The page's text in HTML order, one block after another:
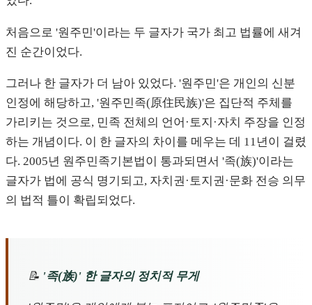
처음으로 '원주민'이라는 두 글자가 국가 최고 법률에 새겨
진 순간이었다.
그러나 한 글자가 더 남아 있었다. '원주민'은 개인의 신분
인정에 해당하고, '원주민족(原住民族)'은 집단적 주체를
가리키는 것으로, 민족 전체의 언어·토지·자치 주장을 인정
하는 개념이다. 이 한 글자의 차이를 메우는 데 11년이 걸렸
다. 2005년 원주민족기본법이 통과되면서 '족(族)'이라는
글자가 법에 공식 명기되고, 자치권·토지권·문화 전승 의무
의 법적 틀이 확립되었다.
📝 '족(族)' 한 글자의 정치적 무게